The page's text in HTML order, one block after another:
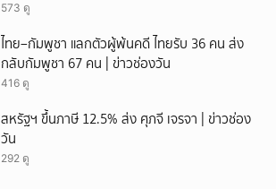
573 ดู
ไทย–กัมพูชา แลกตัวผู้พ้นคดี ไทยรับ 36 คน ส่ง
กลับกัมพูชา 67 คน | ข่าวช่องวัน
416 ดู
สหรัฐฯ ขึ้นภาษี 12.5% ส่ง ศุภจี เจรจา | ข่าวช่อง
วัน
292 ดู